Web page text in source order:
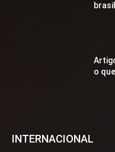
o
INTERNACIONAL